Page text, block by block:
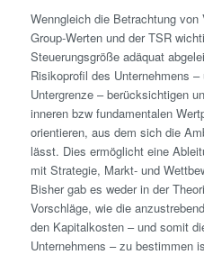
Wenngleich die Betrachtung von
Group-Werten und der TSR
Steuerungsgröße adäquat
Risikoprofil des Unternehmens
Untergrenze – berücksichtigen
inneren bzw fundamentalen
orientieren, aus dem sich die
lässt. Dies ermöglicht eine
mit Strategie, Markt- und
Bisher gab es weder in der
Vorschläge, wie die
den Kapitalkosten – und somit
Unternehmens – zu bestimmen